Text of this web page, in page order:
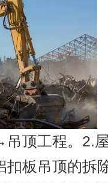
顶工程。2.
扣板吊顶的拆